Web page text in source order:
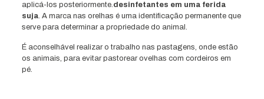
aplicá-los posteriormente.desinfetantes em uma ferida
suja. A marca nas orelhas é uma identificação permanente que
serve para determinar a propriedade do animal.
É aconselhável realizar o trabalho nas pastagens, onde estão
os animais, para evitar pastorear ovelhas com cordeiros em
pé.